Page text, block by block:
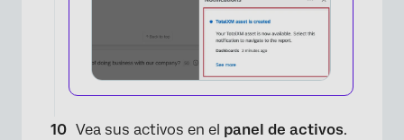
Vea sus activos en el panel de activos.